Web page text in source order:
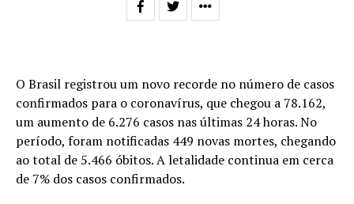
O Brasil registrou um novo recorde no número de casos
confirmados para o coronavírus, que chegou a 78.162,
um aumento de 6.276 casos nas últimas 24 horas. No
período, foram notificadas 449 novas mortes, chegando
ao total de 5.466 óbitos. A letalidade continua em cerca
de 7% dos casos confirmados.